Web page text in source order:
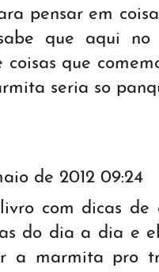
pensar em
que aqui no
coisas que
seria so
de 2012 09:24
com dicas de
do dia a dia e
a marmita pro